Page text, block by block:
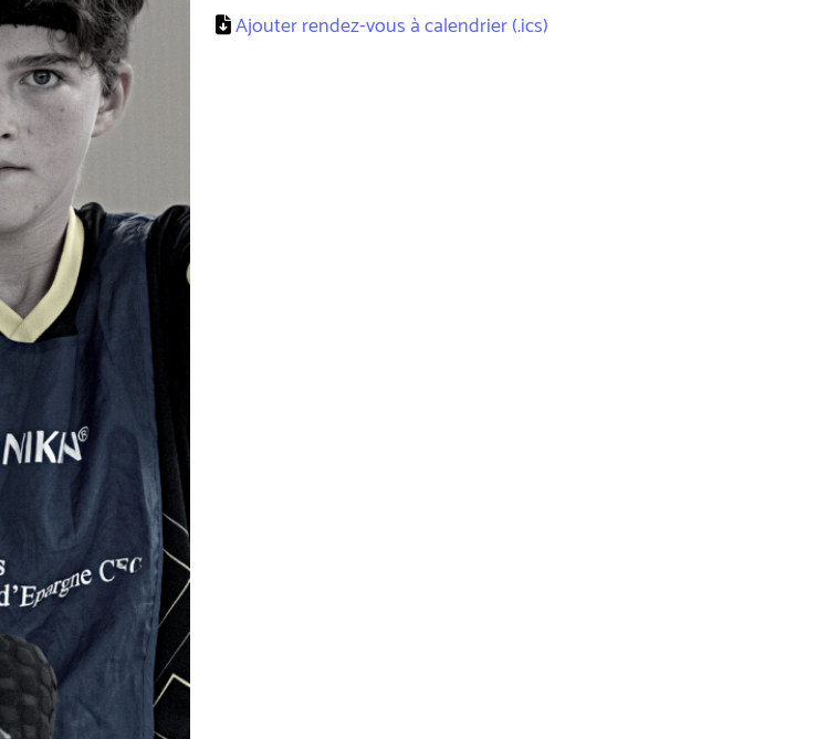
Ajouter rendez-vous à calendrier (.ics)